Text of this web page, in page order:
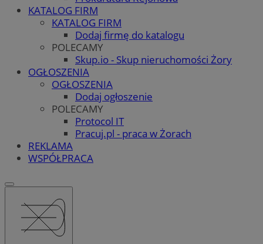
KATALOG FIRM
KATALOG FIRM
Dodaj firmę do katalogu
POLECAMY
Skup.io - Skup nieruchomości Żory
OGŁOSZENIA
OGŁOSZENIA
Dodaj ogłoszenie
POLECAMY
Protocol IT
Pracuj.pl - praca w Żorach
REKLAMA
WSPÓŁPRACA